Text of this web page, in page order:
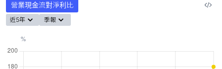
營業現金流對淨利比
近5年 季報